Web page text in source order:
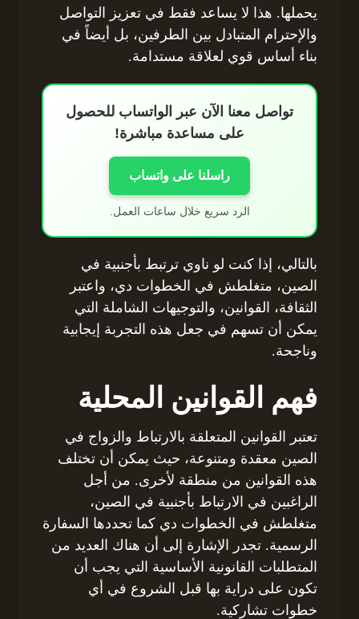
يحملها. هذا لا يساعد فقط في تعزيز التواصل
والإحترام المتبادل بين الطرفين، بل أيضاً في
بناء أساس قوي لعلاقة مستدامة.
تواصل معنا الآن عبر الواتساب للحصول
على مساعدة مباشرة!
راسلنا على واتساب
الرد سريع خلال ساعات العمل.
بالتالي، إذا كنت لو ناوي ترتبط بأجنبية في
الصين، متغلطش في الخطوات دي، واعتبر
الثقافة، القوانين، والتوجيهات الشاملة التي
يمكن أن تسهم في جعل هذه التجربة إيجابية
وناجحة.
فهم القوانين المحلية
تعتبر القوانين المتعلقة بالارتباط والزواج في
الصين معقدة ومتنوعة، حيث يمكن أن تختلف
هذه القوانين من منطقة لأخرى. من أجل
الراغبين في الارتباط بأجنبية في الصين،
متغلطش في الخطوات دي كما تحددها السفارة
الرسمية. تجدر الإشارة إلى أن هناك العديد من
المتطلبات القانونية الأساسية التي يجب أن
تكون على دراية بها قبل الشروع في أي
خطوات تشاركية.